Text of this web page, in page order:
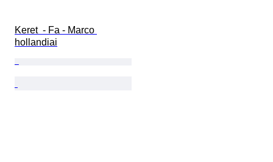
Keret  - Fa - Marco
hollandiai